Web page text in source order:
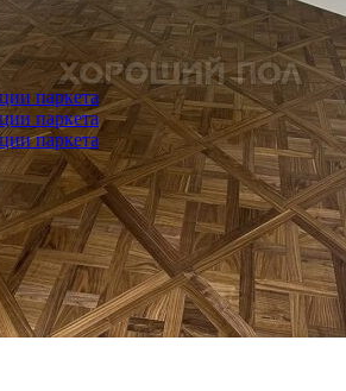
с финишным покрытием на